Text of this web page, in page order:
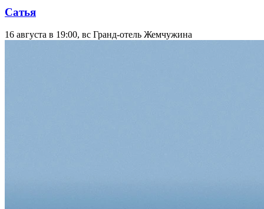
Сатья
16 августа в 19:00, вс Гранд-отель Жемчужина